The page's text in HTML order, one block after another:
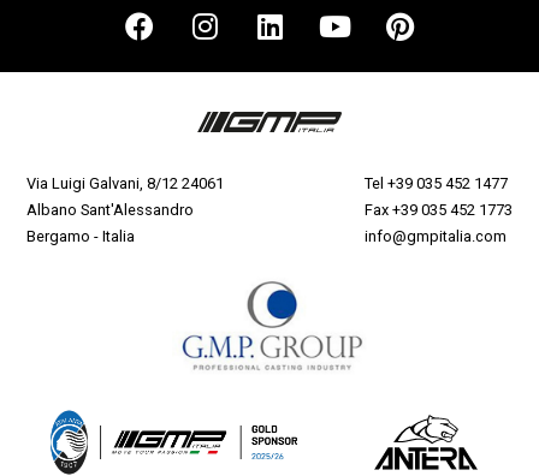
Via Luigi Galvani, 8/12 24061
Albano Sant'Alessandro
Bergamo - Italia
Tel +39 035 452 1477
Fax +39 035 452 1773
info@gmpitalia.com